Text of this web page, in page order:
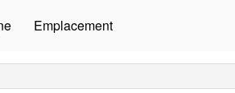
Emplacement